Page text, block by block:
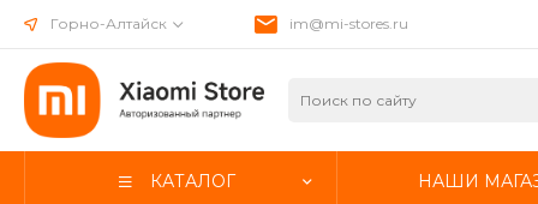
Горно-Алтайск im@mi-stores.ru
КАТАЛОГ НАШИ